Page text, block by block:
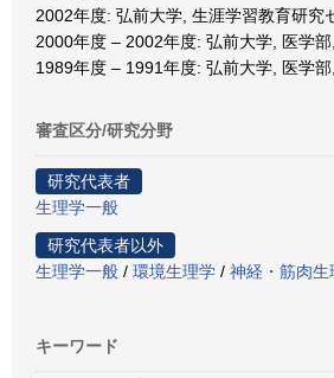
2002年度: 弘前大学, 生涯学習教育研究
2000年度 – 2002年度: 弘前大学, 医学
1989年度 – 1991年度: 弘前大学, 医学
審査区分/研究分野
研究代表者
生理学一般
研究代表者以外
生理学一般 / 環境生理学 / 神経・筋肉生
キーワード